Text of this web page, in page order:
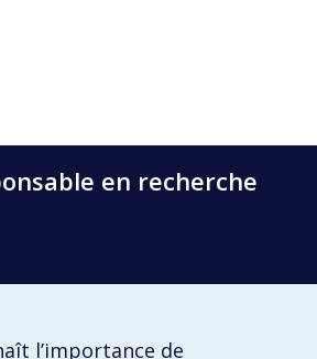
en recherche
avec un membre du BCRR?
l’importance de